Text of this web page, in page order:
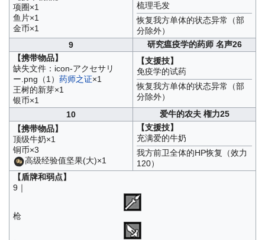
项圈×1
鱼片×1
金币×1
梳理毛发
恢复我方单体的状态异常（部
分除外）
9
研究瘟疫学的药师 名声26
【携带物品】
缺失文件：icon-アクセサリ
ー.png（1） 药师之证×1
王树的新芽×1
银币×1
【支援技】
免疫学的试药
恢复我方单体的状态异常（部
分除外）
10
爱牛的农夫 権力25
【携带物品】
顶级牛奶×1
铜币×3
高级经验值坚果(大)×1
【支援技】
充满爱的牛奶
我方前卫全体的HP恢复（效力
120）
【盾牌和弱点】
9｜
枪